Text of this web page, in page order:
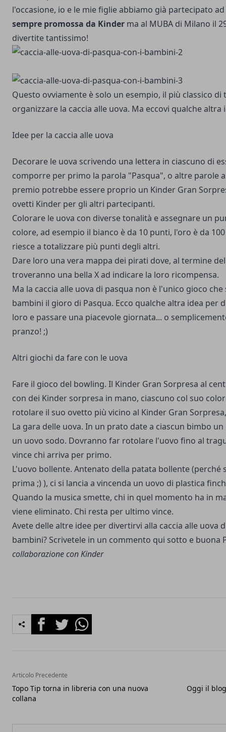
l'occasione, io e le mie figlie abbiamo già partecipato
sempre promossa da Kinder ma al MUBA di Milano il
divertite tantissimo!
Questo ovviamente è solo un esempio, il più classico
organizzare la caccia alle uova. Ma eccovi qualche altra
Idee per la caccia alle uova
Decorare le uova scrivendo una lettera in ciascuno di
comporre per primo la parola "Pasqua", o altre parole
premio potrebbe essere proprio un Kinder Gran
ovetti Kinder per gli altri partecipanti.
Colorare le uova con diverse tonalità e assegnare un
colore, ad esempio il bianco è da 10 punti, l'oro è da
riesce a totalizzare più punti degli altri.
Dare loro una vera mappa dei pirati dove, al termine
troveranno una bella X ad indicare la loro ricompensa.
Ma la caccia alle uova di pasqua non è l'unico gioco
bambini il gioro di Pasqua. Ecco qualche altra idea per
loro e passare una piacevole giornata... o
pranzo! ;)
Altri giochi da fare con le uova
Fare il gioco del bowling. Il Kinder Gran Sorpresa al
con dei Kinder sorpresa in mano, ciascuno col suo
rotolare il suo ovetto più vicino al Kinder Gran
La gara delle uova. In un prato date a ciascun bimbo
un uovo sodo. Dovranno far rotolare l'uovo fino al
vince chi arriva per primo.
L'uovo bollente. Antenato della patata bollente (perché
prima ;) ), ci si lancia a vincenda un uovo di plastica
Quando la musica smette, chi in quel momento ha in
viene eliminato. Chi resta per ultimo vince.
Avete delle altre idee per divertirvi alla caccia alle uova
bambini? Scrivetele in un commento qui sotto e
collaborazione con Kinder
FacebookTwitterWhatsapp
Articolo Precedente
Topo Tip torna in libreria con una nuova
collana
Oggi il